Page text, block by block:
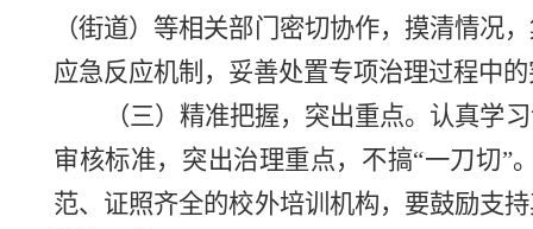
（街道）等相关部门密切协作，摸清情况
应急反应机制，妥善处置专项治理过程中
（三）精准把握，突出重点。认真学
审核标准，突出治理重点，不搞“一刀切”
范、证照齐全的校外培训机构，要鼓励支